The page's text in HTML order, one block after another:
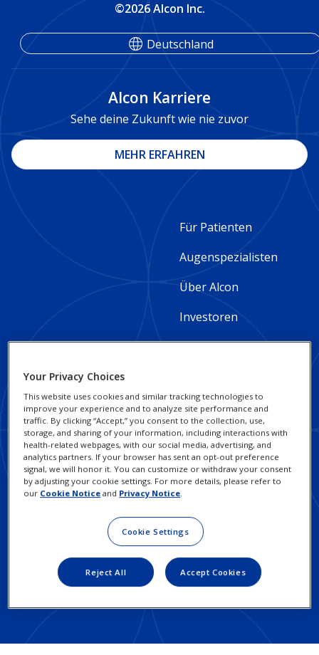
©2026 Alcon Inc.
Alcon Karriere
Sehe deine Zukunft wie nie zuvor
MEHR ERFAHREN
Footer
Column
Germany
Für Patienten
Augenspezialisten
Über Alcon
Investoren
Soziale Auswirkungen
Footer
Column
Germany
Verantwortungsvolle
Geschäftsprinzipien
Melden Sie Bedenken
Kontaktieren Sie uns
Impressum
Deutschland
Footer
Legal
Links
-
Germany
Datenschutz-Hinweise
Cookie-Hinweis
Rechte
Nutzungsbedingungen
Your Privacy Choices
This website uses cookies and similar tracking technologies to
improve your experience and to analyze site performance and
traffic. By clicking “Accept,” you consent to the collection, use,
storage, and sharing of your information, including interactions with
health-related webpages, with our social media, advertising, and
analytics partners. If your browser has sent an opt-out preference
signal, we will honor it. You can customize or withdraw your consent
by adjusting your cookie settings. For more details, please refer to
our Cookie Notice and Privacy Notice.
Cookie Settings
Reject All Accept Cookies